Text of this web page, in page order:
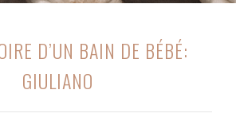
D’UN BAIN DE BÉBÉ:
GIULIANO